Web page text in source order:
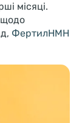
місяці.
щодо
ФертилНМН